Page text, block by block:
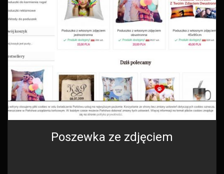
Poszewka ze zdjęciem